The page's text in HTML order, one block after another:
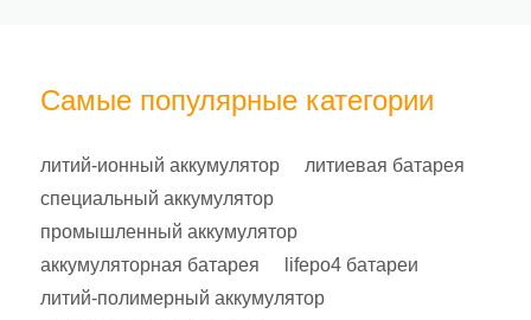
Самые популярные категории
литий-ионный аккумулятор
литиевая батарея
специальный аккумулятор
промышленный аккумулятор
аккумуляторная батарея
lifepo4 батареи
литий-полимерный аккумулятор